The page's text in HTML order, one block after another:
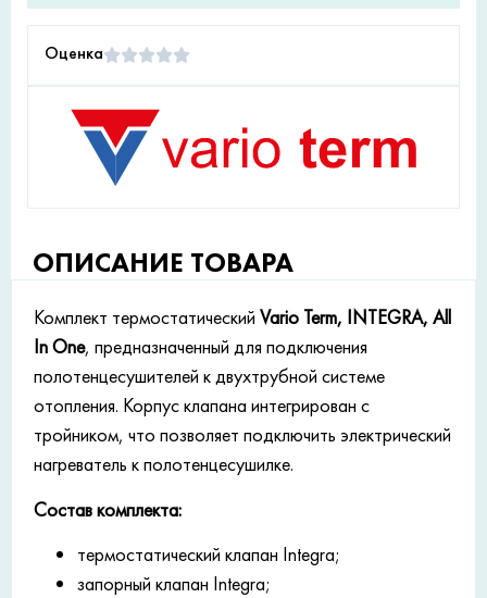
Оценка
ОПИСАНИЕ ТОВАРА
Комплект термостатический Vario Term, INTEGRA, All
In One, предназначенный для подключения
полотенцесушителей к двухтрубной системе
отопления. Корпус клапана интегрирован с
тройником, что позволяет подключить электрический
нагреватель к полотенцесушилке.
Состав комплекта:
термостатический клапан Integra;
запорный клапан Integra;